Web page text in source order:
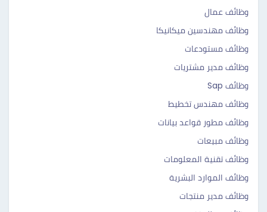
وظائف عمال
وظائف مهندسين ميكانيكا
وظائف مستودعات
وظائف مدير مشتريات
وظائف Sap
وظائف مهندس تخطيط
وظائف مطور قواعد بيانات
وظائف مبيعات
وظائف تقنية المعلومات
وظائف الموارد البشرية
وظائف مدير منتجات